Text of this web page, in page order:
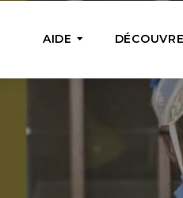
AIDE
AIDE
Fournir de l’aide
nécessaire en ce
que